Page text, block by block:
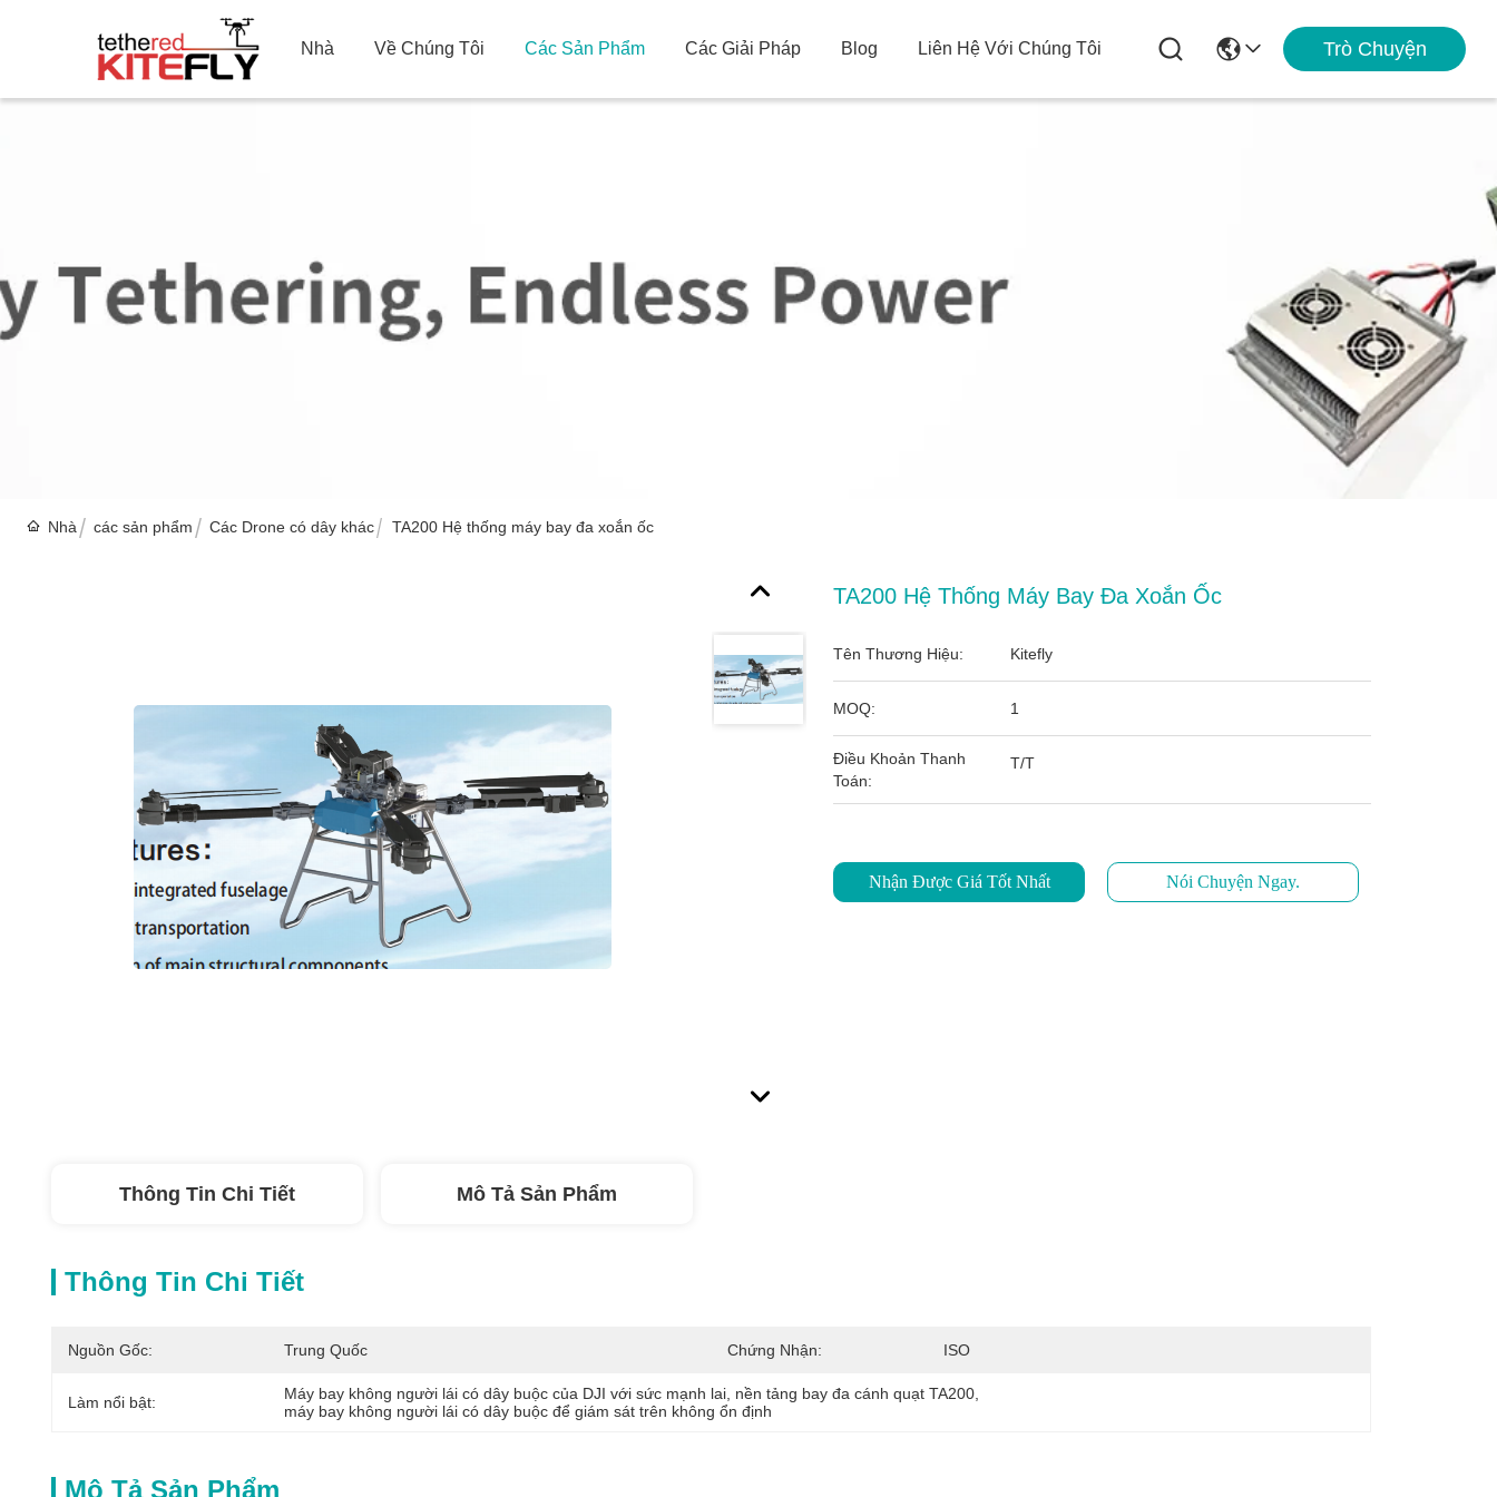
Nhà Về Chúng Tôi Các Sản Phẩm Các Giải Pháp Blog Liên Hệ Với Chúng Tôi Trò Chuyện
Nhà các sản phẩm Các Drone có dây khác TA200 Hệ thống máy bay đa xoắn ốc
TA200 Hệ Thống Máy Bay Đa Xoắn Ốc
Tên Thương Hiệu: Kitefly
MOQ: 1
Điều Khoản Thanh
Toán:
T/T
Nhận Được Giá Tốt Nhất Nói Chuyện Ngay.
Thông Tin Chi Tiết Mô Tả Sản Phẩm
Thông Tin Chi Tiết
Nguồn Gốc: Trung Quốc Chứng Nhận: ISO
Làm nổi bật: Máy bay không người lái có dây buộc của DJI với sức mạnh lai nền tảng bay đa cánh quạt TA200
máy bay không người lái có dây buộc để giám sát trên không ổn định
Mô Tả Sản Phẩm